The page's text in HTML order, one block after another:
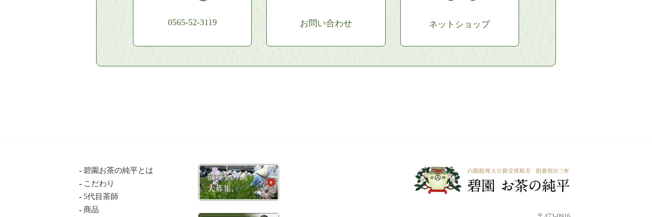
0565-52-3119 お問い合わせ ネットショップ
碧園お茶の純平とは
こだわり
5代目茶師
商品